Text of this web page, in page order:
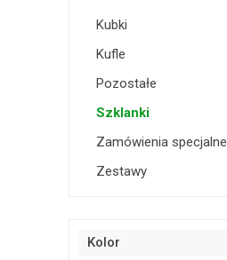
Kubki
Kufle
Pozostałe
Szklanki
Zamówienia specjalne
Zestawy
Kolor